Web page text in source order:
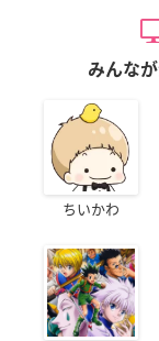
みんな
ちいかわ